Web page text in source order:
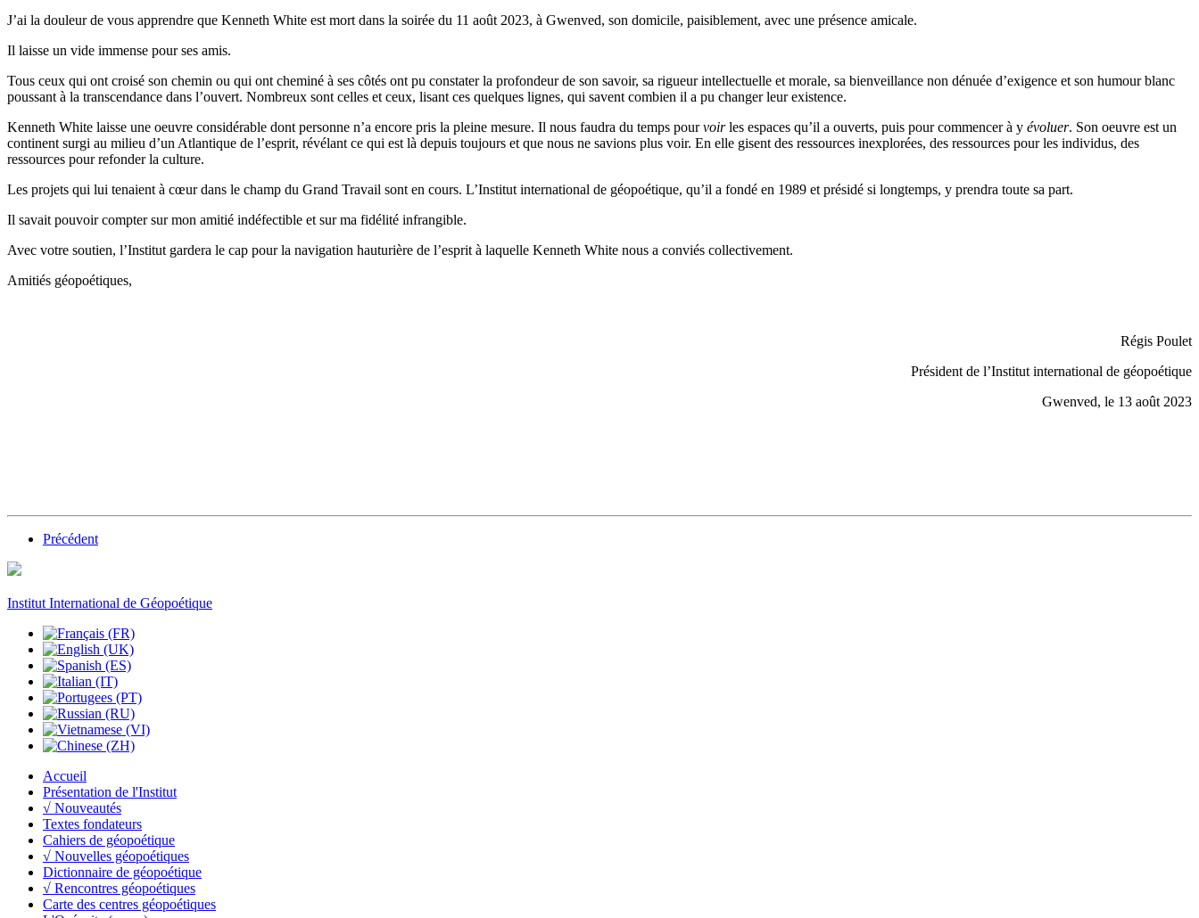
J’ai la douleur de vous apprendre que Kenneth White est mort dans la soirée du 11 août 2023, à Gwenved, son domicile, paisiblement, avec une présence amicale.
Il laisse un vide immense pour ses amis.
Tous ceux qui ont croisé son chemin ou qui ont cheminé à ses côtés ont pu constater la profondeur de son savoir, sa rigueur intellectuelle et morale, sa bienveillance non dénuée d’exigence et son humour blanc
poussant à la transcendance dans l’ouvert. Nombreux sont celles et ceux, lisant ces quelques lignes, qui savent combien il a pu changer leur existence.
Kenneth White laisse une oeuvre considérable dont personne n’a encore pris la pleine mesure. Il nous faudra du temps pourvoirles espaces qu’il a ouverts, puis pour commencer à y évoluer. Son oeuvre est un
continent surgi au milieu d’un Atlantique de l’esprit, révélant ce qui est là depuis toujours et que nous ne savions plus voir. En elle gisent des ressources inexplorées, des ressources pour les individus, des
ressources pour refonder la culture.
Les projets qui lui tenaient à cœur dans le champ du Grand Travail sont en cours. L’Institut international de géopoétique, qu’il a fondé en 1989 et présidé si longtemps, y prendra toute sa part.
Il savait pouvoir compter sur mon amitié indéfectible et sur ma fidélité infrangible.
Avec votre soutien, l’Institut gardera le cap pour la navigation hauturière de l’esprit à laquelle Kenneth White nous a conviés collectivement.
Amitiés géopoétiques,
Régis Poulet
Président de l’Institut international de géopoétique
Gwenved, le 13 août 2023
Précédent
Institut International de Géopoétique
Accueil
Présentation de l'Institut
√ Nouveautés
Textes fondateurs
Cahiers de géopoétique
√ Nouvelles géopoétiques
Dictionnaire de géopoétique
√ Rencontres géopoétiques
Carte des centres géopoétiques